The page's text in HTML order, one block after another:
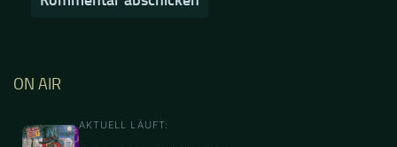
ON AIR
AKTUELL LÄUFT: